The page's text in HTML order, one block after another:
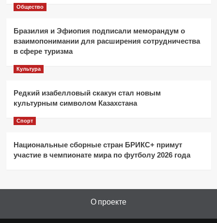
Общество
Бразилия и Эфиопия подписали меморандум о
взаимопонимании для расширения сотрудничества
в сфере туризма
Культура
Редкий изабелловый скакун стал новым
культурным символом Казахстана
Спорт
Национальные сборные стран БРИКС+ примут
участие в чемпионате мира по футболу 2026 года
О проекте